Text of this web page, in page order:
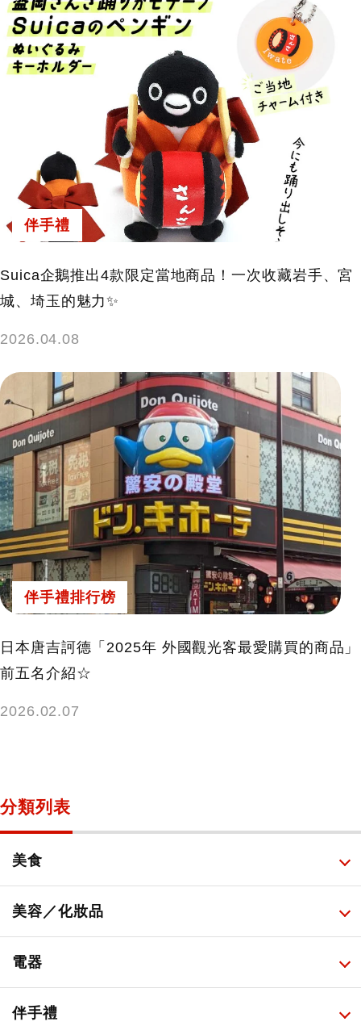
伴手禮
Suica企鵝推出4款限定當地商品！一次收藏岩手、宮
城、埼玉的魅力✨
2026.04.08
伴手禮排行榜
日本唐吉訶德「2025年 外國觀光客最愛購買的商品」
前五名介紹☆
2026.02.07
分類列表
美食
所有
甜點・菓子
人氣店鋪美食
美容／化妝品
所有
便利商店化妝品
電器
所有
伴手禮